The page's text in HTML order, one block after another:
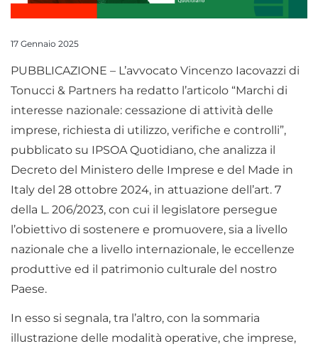
17 Gennaio 2025
PUBBLICAZIONE – L’avvocato Vincenzo Iacovazzi di
Tonucci & Partners ha redatto l’articolo “Marchi di
interesse nazionale: cessazione di attività delle
imprese, richiesta di utilizzo, verifiche e controlli”,
pubblicato su IPSOA Quotidiano, che analizza il
Decreto del Ministero delle Imprese e del Made in
Italy del 28 ottobre 2024, in attuazione dell’art. 7
della L. 206/2023, con cui il legislatore persegue
l’obiettivo di sostenere e promuovere, sia a livello
nazionale che a livello internazionale, le eccellenze
produttive ed il patrimonio culturale del nostro
Paese.
In esso si segnala, tra l’altro, con la sommaria
illustrazione delle modalità operative, che imprese,